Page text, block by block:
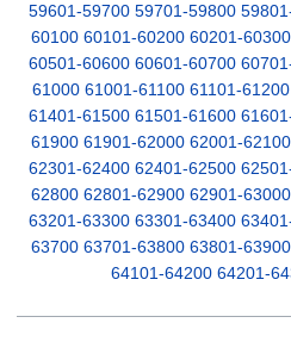
59601-59700 59701-59800
60100 60101-60200 60201-60300
60501-60600 60601-60700
61000 61001-61100 61101-61200
61401-61500 61501-61600
61900 61901-62000 62001-62100
62301-62400 62401-62500
62800 62801-62900 62901-63000
63201-63300 63301-63400
63700 63701-63800 63801-63900
64101-64200 64201-